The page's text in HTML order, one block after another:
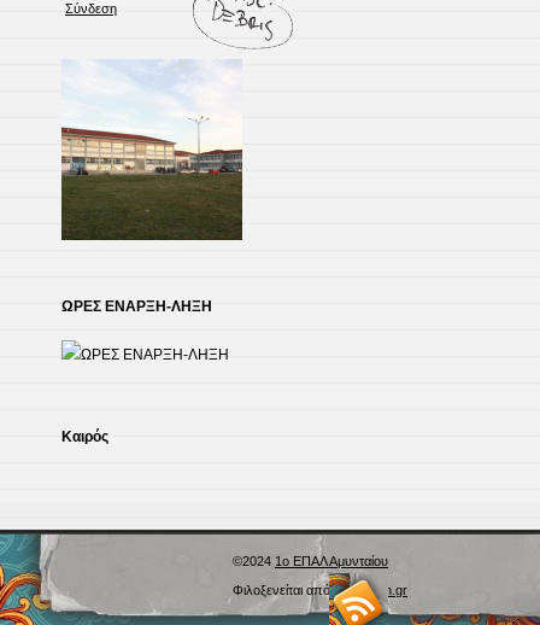
Σύνδεση
ΩΡΕΣ ΕΝΑΡΞΗ-ΛΗΞΗ
Kαιρός
©2024 1ο ΕΠΑΛ Αμυνταίου
Φιλοξενείται απόBlogs.sch.gr